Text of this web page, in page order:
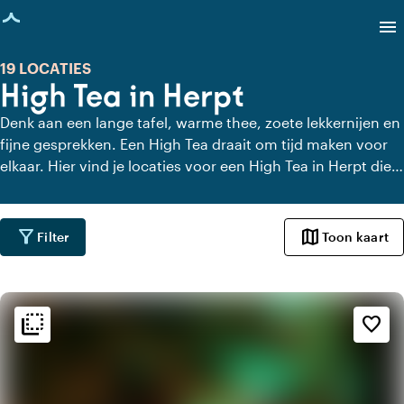
geladen
menu
High Tea in Herpt
19 LOCATIES
Denk aan een lange tafel, warme thee, zoete lekkernijen en
fijne gesprekken. Een High Tea draait om tijd maken voor
elkaar. Hier vind je locaties voor een High Tea in Herpt die
heel lekker eten. Even geen haast, alleen aandacht voor
elkaar en de lekkernijen.
filter_alt Filter map Toon kaart
flip_to_back favorite_border
flip_to_back Sfeer en esthetiek
info
Bruin Cafe